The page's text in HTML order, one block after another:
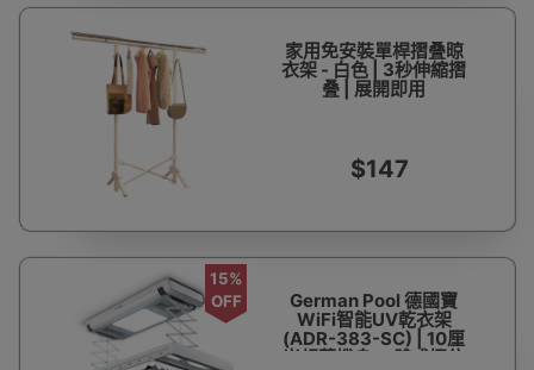
家用免安裝單桿摺叠晾
衣架 - 白色 | 3秒伸縮摺
叠 | 展開即用
$147
15%
OFF
German Pool 德國寶
WiFi智能UV乾衣架
(ADR-383-SC) | 10厘
米超薄機身 一體式慳位